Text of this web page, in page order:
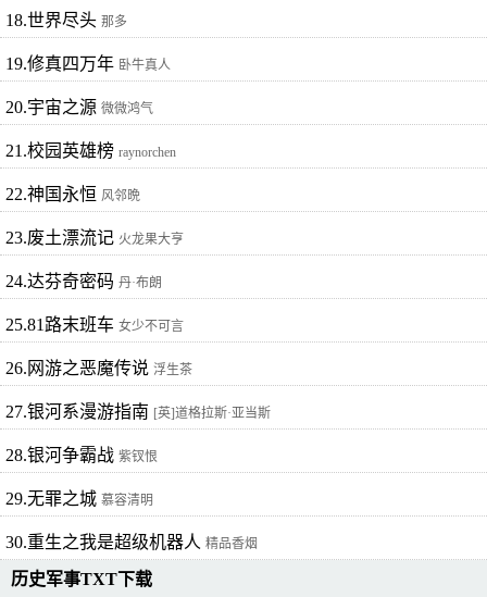
18.世界尽头 那多
19.修真四万年 卧牛真人
20.宇宙之源 微微鸿气
21.校园英雄榜 raynorchen
22.神国永恒 风邻晩
23.废土漂流记 火龙果大亨
24.达芬奇密码 丹·布朗
25.81路末班车 女少不可言
26.网游之恶魔传说 浮生茶
27.银河系漫游指南 [英]道格拉斯·亚当斯
28.银河争霸战 紫钗恨
29.无罪之城 慕容清明
30.重生之我是超级机器人 精品香烟
历史军事TXT下载